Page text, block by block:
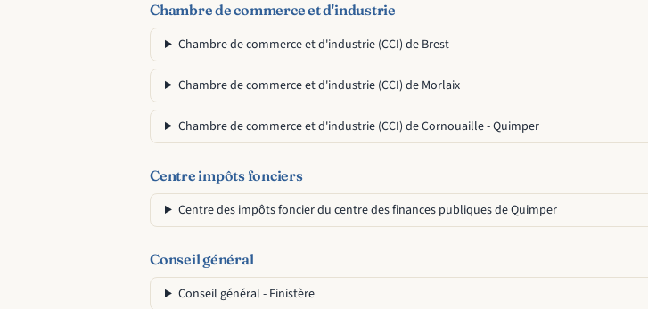
Chambre de commerce et d'industrie
Chambre de commerce et d'industrie (CCI) de Brest
Chambre de commerce et d'industrie (CCI) de Morlaix
Chambre de commerce et d'industrie (CCI) de Cornouaille - Quimper
Centre impôts fonciers
Centre des impôts foncier du centre des finances publiques de Quimper
Conseil général
Conseil général - Finistère